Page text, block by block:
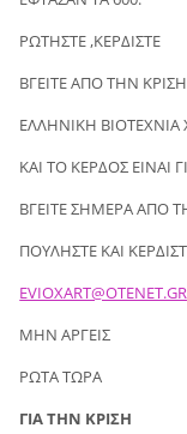
ΡΩΤΗΣΤΕ ,ΚΕΡΔΙΣΤΕ
ΒΓΕΙΤΕ ΑΠΟ ΤΗΝ ΚΡΙΣΗ
ΕΛΛΗΝΙΚΗ ΒΙΟΤΕΧΝΙΑ
ΚΑΙ ΤΟ ΚΕΡΔΟΣ ΕΙΝΑΙ
ΒΓΕΙΤΕ ΣΗΜΕΡΑ ΑΠΟ
ΠΟΥΛΗΣΤΕ ΚΑΙ
EVIOXART@OTENET.GR
ΜΗΝ ΑΡΓΕΙΣ
ΡΩΤΑ ΤΩΡΑ
ΓΙΑ ΤΗΝ ΚΡΙΣΗ